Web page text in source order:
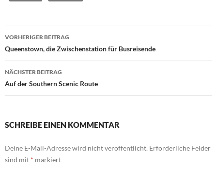
Beitragsnavigation
VORHERIGER BEITRAG
Queenstown, die Zwischenstation für Busreisende
NÄCHSTER BEITRAG
Auf der Southern Scenic Route
SCHREIBE EINEN KOMMENTAR
Deine E-Mail-Adresse wird nicht veröffentlicht. Erforderliche Felder
sind mit * markiert